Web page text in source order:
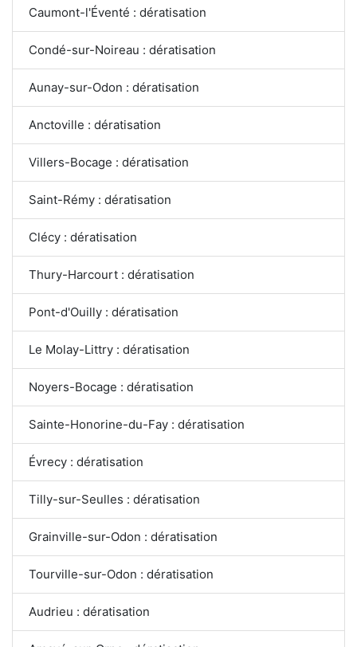
Caumont-l'Éventé : dératisation
Condé-sur-Noireau : dératisation
Aunay-sur-Odon : dératisation
Anctoville : dératisation
Villers-Bocage : dératisation
Saint-Rémy : dératisation
Clécy : dératisation
Thury-Harcourt : dératisation
Pont-d'Ouilly : dératisation
Le Molay-Littry : dératisation
Noyers-Bocage : dératisation
Sainte-Honorine-du-Fay : dératisation
Évrecy : dératisation
Tilly-sur-Seulles : dératisation
Grainville-sur-Odon : dératisation
Tourville-sur-Odon : dératisation
Audrieu : dératisation